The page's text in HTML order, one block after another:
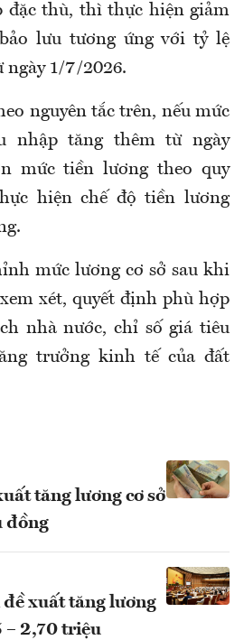
đặc thù, thì thực hiện giảm
lưu tương ứng với tỷ lệ
ngày 1/7/2026.
nguyên tắc trên, nếu mức
nhập tăng thêm từ ngày
mức tiền lương theo quy
hiện chế độ tiền lương
mức lương cơ sở sau khi
xét, quyết định phù hợp
nhà nước, chỉ số giá tiêu
trưởng kinh tế của đất
tăng lương cơ sở
đồng
xuất tăng lương
– 2,70 triệu